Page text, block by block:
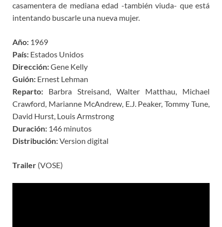
casamentera de mediana edad -también viuda- que está
intentando buscarle una nueva mujer.
Año: 1969
País: Estados Unidos
Dirección:Gene Kelly
Guión: Ernest Lehman
Reparto: Barbra Streisand, Walter Matthau, Michael
Crawford, Marianne McAndrew, E.J. Peaker, Tommy Tune,
David Hurst, Louis Armstrong
Duración: 146 minutos
Distribución:Version digital
Trailer (VOSE)